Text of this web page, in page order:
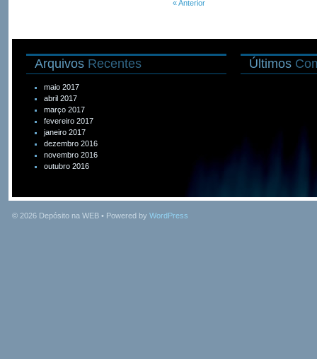
« Anterior
Arquivos Recentes
maio 2017
abril 2017
março 2017
fevereiro 2017
janeiro 2017
dezembro 2016
novembro 2016
outubro 2016
Últimos
© 2026 Depósito na WEB • Powered by WordPress